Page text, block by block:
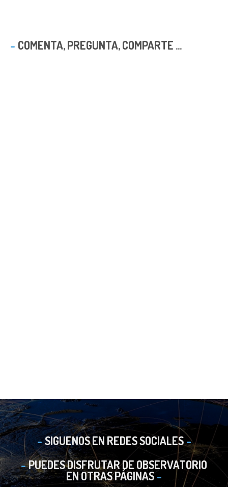
COMENTA, PREGUNTA, COMPARTE ...
SIGUENOS EN REDES SOCIALES
PUEDES DISFRUTAR DE OBSERVATORIO
EN OTRAS PÁGINAS